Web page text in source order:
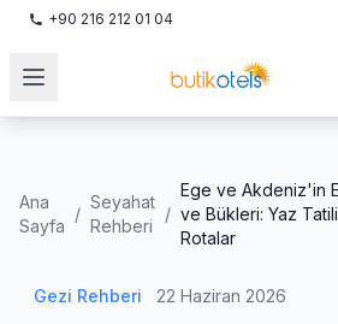
+90 216 212 01 04
Ana
Sayfa
/
Seyahat
Rehberi
/
Ege ve Akdeniz'in
ve Bükleri: Yaz
Rotalar
Gezi Rehberi 22 Haziran 2026